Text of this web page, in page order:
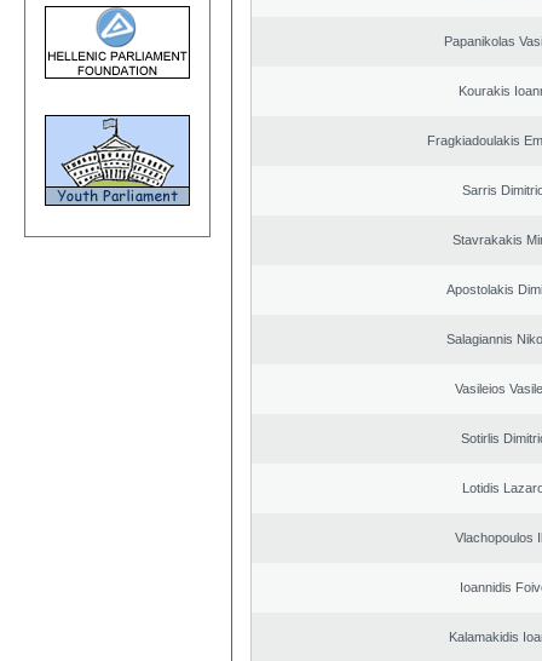
Papanikolas
Kourakis
Fragkiadoulakis
Sarris
Stavrakakis
Apostolakis
Salagiannis
Vasileios
Sotirlis
Lotidis
Vlachopoulos
Ioannidis
Kalamakidis